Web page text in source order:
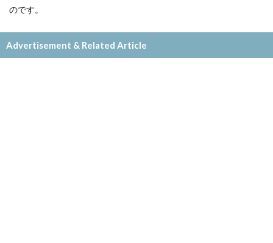
のです。
Advertisement & Related Article